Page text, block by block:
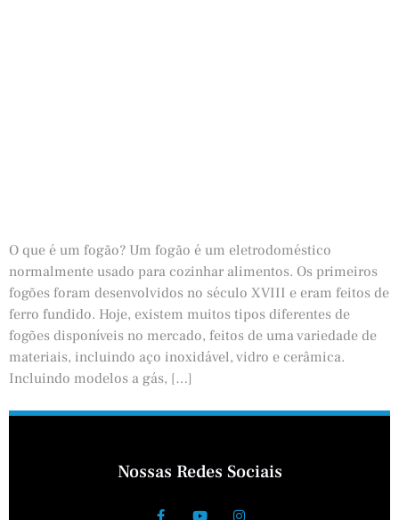
O que é um fogão? Um fogão é um eletrodoméstico
normalmente usado para cozinhar alimentos. Os primeiros
fogões foram desenvolvidos no século XVIII e eram feitos de
ferro fundido. Hoje, existem muitos tipos diferentes de
fogões disponíveis no mercado, feitos de uma variedade de
materiais, incluindo aço inoxidável, vidro e cerâmica.
Incluindo modelos a gás, […]
Nossas Redes Sociais